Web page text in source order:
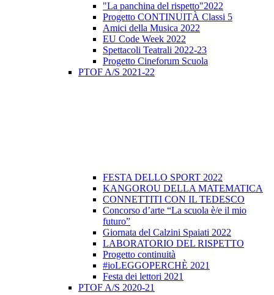
"La panchina del rispetto"2022
Progetto CONTINUITÀ Classi 5
Amici della Musica 2022
EU Code Week 2022
Spettacoli Teatrali 2022-23
Progetto Cineforum Scuola
PTOF A/S 2021-22
FESTA DELLO SPORT 2022
KANGOROU DELLA MATEMATICA
CONNETTITI CON IL TEDESCO
Concorso d’arte “La scuola è/e il mio
futuro”
Giornata del Calzini Spaiati 2022
LABORATORIO DEL RISPETTO
Progetto continuità
#ioLEGGOPERCHÈ 2021
Festa dei lettori 2021
PTOF A/S 2020-21